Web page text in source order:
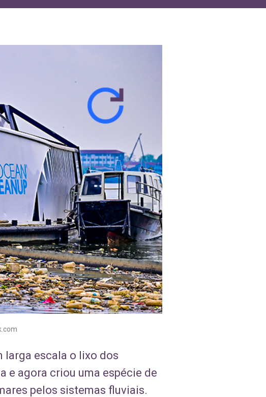
larga escala o lixo dos
e agora criou uma espécie de
pelos sistemas fluviais.